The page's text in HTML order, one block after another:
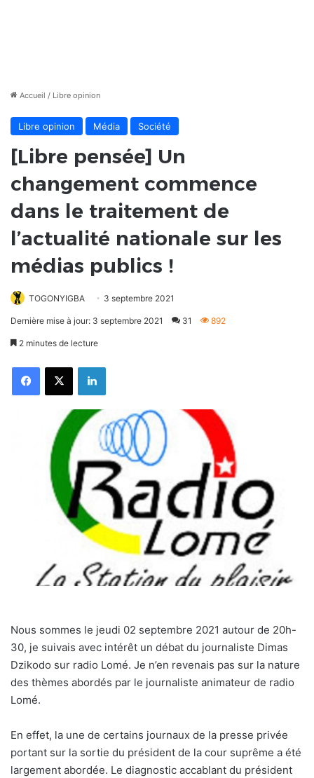
Accueil / Libre opinion
Libre opinion Média Société
[Libre pensée] Un
changement commence
dans le traitement de
l’actualité nationale sur les
médias publics !
TOGONYIGBA 3 septembre 2021
Dernière mise à jour: 3 septembre 2021 31 892
2 minutes de lecture
FacebookX Linkedin
Nous sommes le jeudi 02 septembre 2021 autour de 20h-
30, je suivais avec intérêt un débat du journaliste Dimas
Dzikodo sur radio Lomé. Je n’en revenais pas sur la nature
des thèmes abordés par le journaliste animateur de radio
Lomé.
En effet, la une de certains journaux de la presse privée
portant sur la sortie du président de la cour suprême a été
largement abordée. Le diagnostic accablant du président